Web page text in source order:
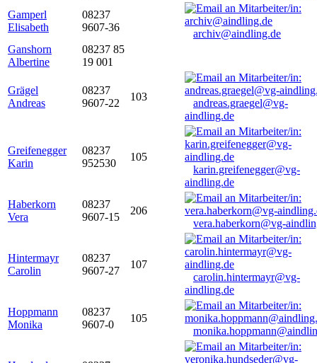
Gamperl
Elisabeth
08237
9607-36
archiv@aindling.de
Ganshorn
Albertine
08237 85
19 001
Grägel
Andreas
08237
9607-22
103
andreas.graegel@vg-
aindling.de
Greifenegger
Karin
08237
952530
105
karin.greifenegger@vg-
aindling.de
Haberkorn
Vera
08237
9607-15
206
vera.haberkorn@vg-
Hintermayr
Carolin
08237
9607-27
107
carolin.hintermayr@vg-
aindling.de
Hoppmann
Monika
08237
9607-0
105